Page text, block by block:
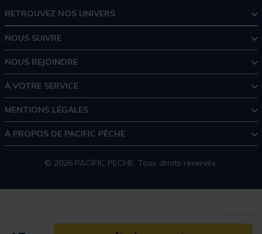
RETROUVEZ NOS UNIVERS
NOUS SUIVRE
NOUS REJOINDRE
À VOTRE SERVICE
MENTIONS LÉGALES
À PROPOS DE PACIFIC PÊCHE
© 2026 PACIFIC PECHE. Tous droits réservés.